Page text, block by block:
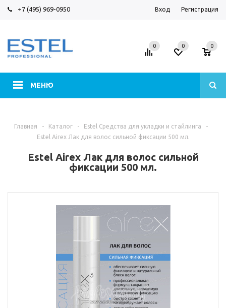
+7 (495) 969-0950 Вход Регистрация
МЕНЮ
0 0 0
Главная - Каталог - Estel Средства для укладки и стайлинга
-
Estel Airex Лак для волос сильной фиксации 500 мл.
Estel Airex Лак для волос сильной
фиксации 500 мл.